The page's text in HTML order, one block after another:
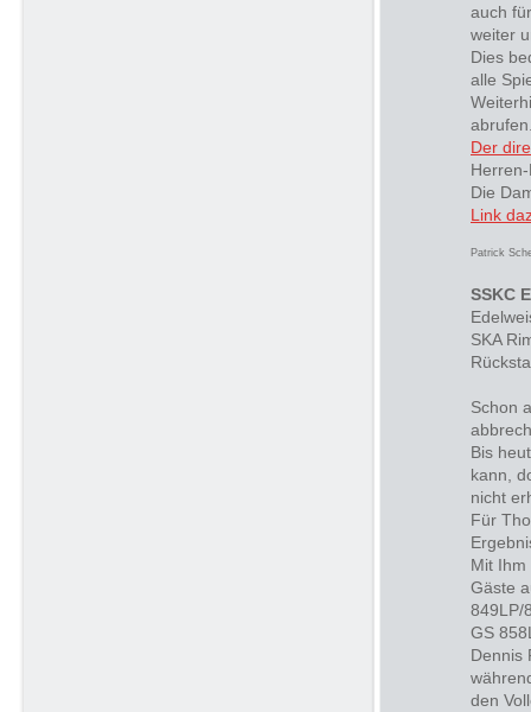
auch
weiter
Dies
alle
Der
Die
Link
Patrick
SSKC
SKA
Schon
Bis
kann,
nicht
Für
Mit
Gäste
849LP/
GS
Dennis
den